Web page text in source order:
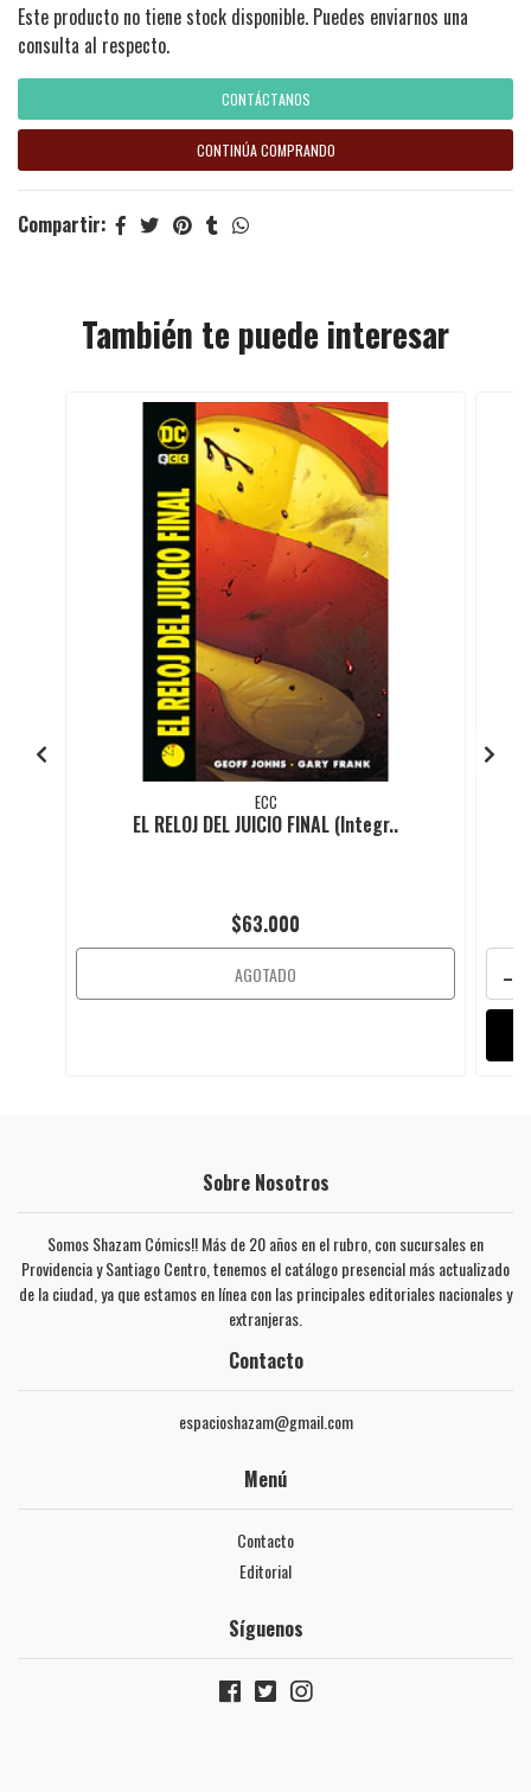
Este producto no tiene stock disponible. Puedes enviarnos una
consulta al respecto.
CONTÁCTANOS
CONTINÚA COMPRANDO
Compartir:
También te puede interesar
ECC
EL RELOJ DEL JUICIO FINAL (Integr..
$63.000
AGOTADO -
Sobre Nosotros
Somos Shazam Cómics!! Más de 20 años en el rubro, con sucursales en
Providencia y Santiago Centro, tenemos el catálogo presencial más actualizado
de la ciudad, ya que estamos en línea con las principales editoriales nacionales y
extranjeras.
Contacto
espacioshazam@gmail.com
Menú
Contacto
Editorial
Síguenos